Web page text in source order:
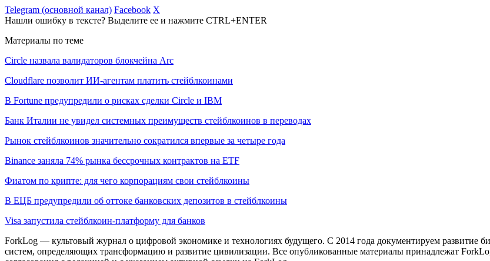
Telegram (основной канал) Facebook X
Нашли ошибку в тексте? Выделите ее и нажмите CTRL+ENTER
Материалы по теме
Circle назвала валидаторов блокчейна Arc
Cloudflare позволит ИИ-агентам платить стейблкоинами
В Fortune предупредили о рисках сделки Circle и IBM
Банк Италии не увидел системных преимуществ стейблкоинов в переводах
Рынок стейблкоинов значительно сократился впервые за четыре года
Binance заняла 74% рынка бессрочных контрактов на ETF
Фиатом по крипте: для чего корпорациям свои стейблкоины
В ЕЦБ предупредили об оттоке банковских депозитов в стейблкоины
Visa запустила стейблкоин-платформу для банков
ForkLog — культовый журнал о цифровой экономике и технологиях будущего. С 2014 года документируем развитие
систем, определяющих трансформацию и развитие цивилизации. Все опубликованные материалы принадлежат